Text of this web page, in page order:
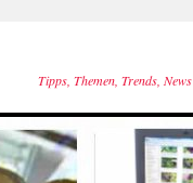
Tipps, Themen, Trends, News